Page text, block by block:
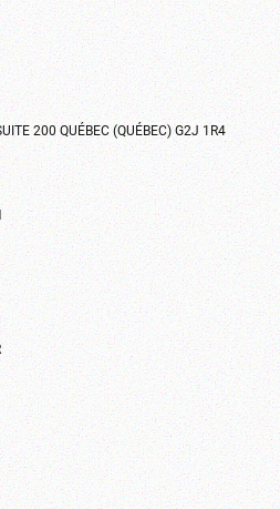
200 QUÉBEC (QUÉBEC) G2J 1R4